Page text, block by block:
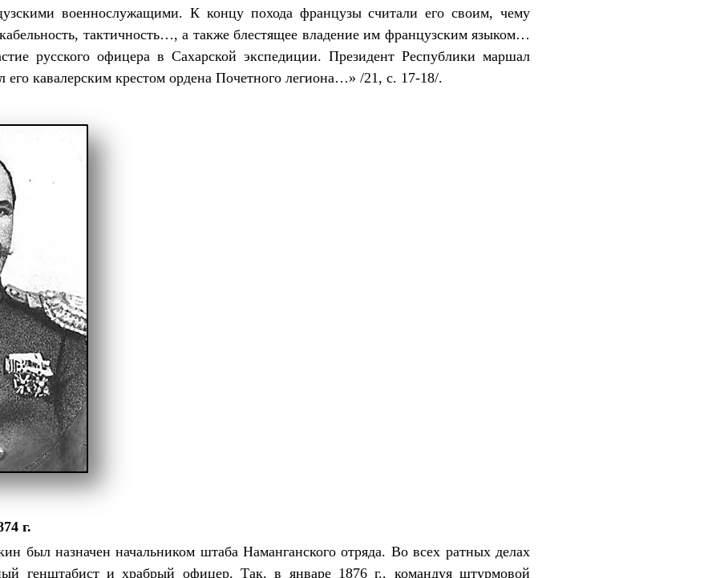
военнослужащими. К концу похода французы считали его своим, чему
тактичность…, а также блестящее владение им французским языком…
русского офицера в Сахарской экспедиции. Президент Республики маршал
кавалерским крестом ордена Почетного легиона…» /21, с. 17-18/.
г.
был назначен начальником штаба Наманганского отряда. Во всех ратных делах
генштабист и храбрый офицер. Так, в январе 1876 г., командуя штурмовой